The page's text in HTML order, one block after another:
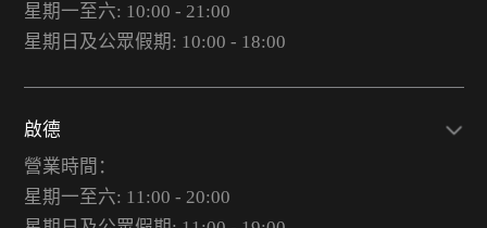
星期一至六: 10:00 - 21:00
星期日及公眾假期: 10:00 - 18:00
啟德
營業時間：
星期一至六: 11:00 - 20:00